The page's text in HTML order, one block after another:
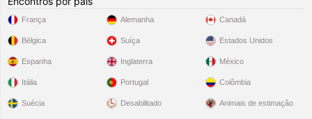
França
Bélgica
Espanha
Itália
Suécia
Alemanha
Suíça
Inglaterra
Portugal
Desabilitado
Canadá
Estados Unidos
México
Colômbia
Animais de estimação